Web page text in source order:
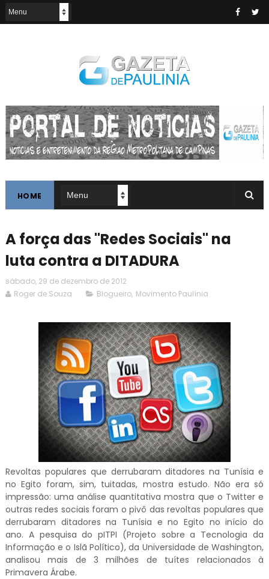
HOME
A força das "Redes Sociais" na
luta contra a DITADURA
sábado, 29 de dezembro de 2012
Roger de Souza
Blogueiro, Movimento Paulínia
Revoltas populares que derrubaram ditadores na Tunísia e
no Egito foram, sim, tuitadas, mostra estudo. Não era só
impressão: uma análise quantitativa mostra que o Twitter e
outras redes sociais foram o pivô das revoltas populares que
derrubaram ditadores na Tunísia e no Egito no início do
ano. A pesquisa do pITPI (Projeto sobre a Tecnologia da
Informação e o Islã Político), da Universidade de Washington,
analisou mais de 3 milhões de tuítes relacionados à
Primavera Árabe.